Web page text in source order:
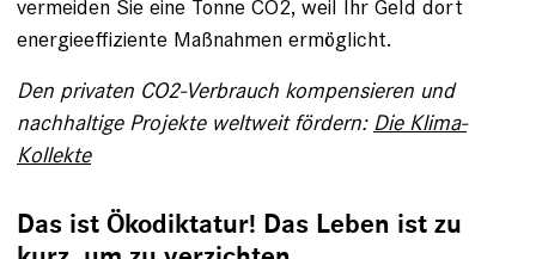
vermeiden Sie eine Tonne CO2, weil Ihr Geld dort
energieeffiziente Maßnahmen ermöglicht.
Den privaten CO2-Verbrauch kompensieren und
nachhaltige Projekte weltweit fördern: Die Klima-
Kollekte
Das ist Ökodiktatur! Das Leben ist zu